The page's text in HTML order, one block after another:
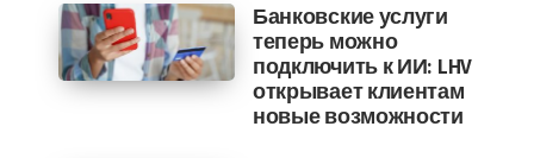
Банковские услуги
теперь можно
подключить к ИИ: LHV
открывает клиентам
новые возможности